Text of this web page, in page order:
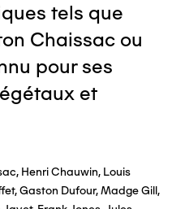
tels que
Chaissac ou
pour ses
et
Henri Chauwin, Louis
Gaston Dufour, Madge Gill,